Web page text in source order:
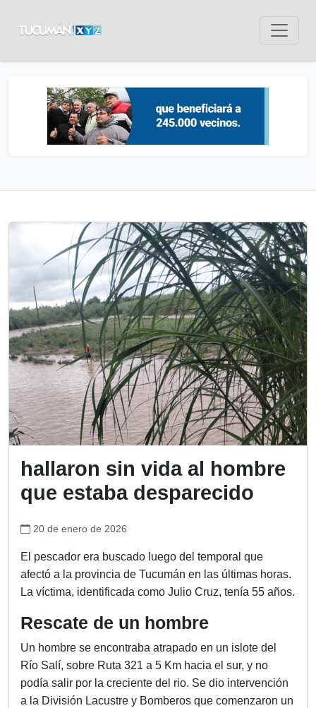
hallaron sin vida al hombre
que estaba desparecido
20 de enero de 2026
El pescador era buscado luego del temporal que
afectó a la provincia de Tucumán en las últimas horas.
La víctima, identificada como Julio Cruz, tenía 55 años.
Rescate de un hombre
Un hombre se encontraba atrapado en un islote del
Río Salí, sobre Ruta 321 a 5 Km hacia el sur, y no
podía salir por la creciente del rio. Se dio intervención
a la División Lacustre y Bomberos que comenzaron un